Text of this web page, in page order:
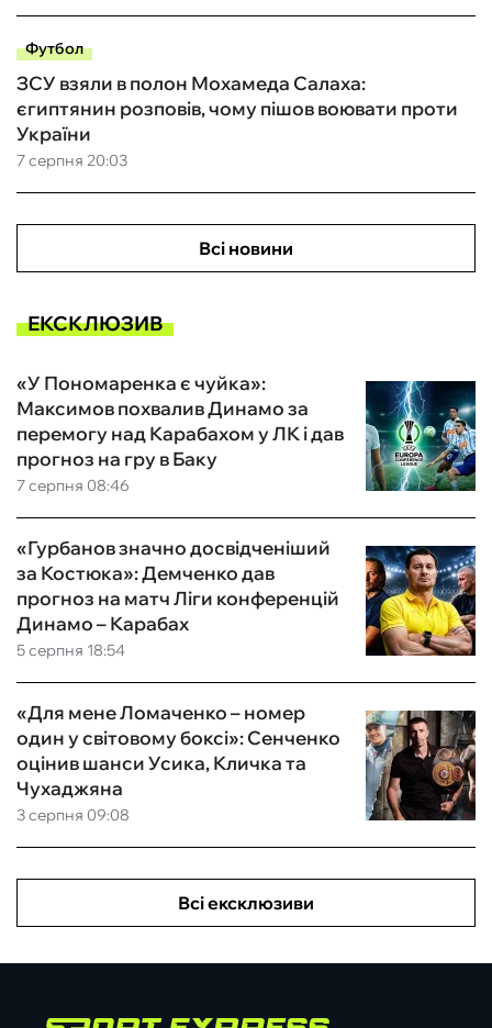
Футбол
7 серпня 20:03
ЗСУ взяли в полон Мохамеда Салаха:
єгиптянин розповів, чому пішов воювати проти
України
Всі новини
ЕКСКЛЮЗИВ
7 серпня 08:46
«У Пономаренка є чуйка»:
Максимов похвалив Динамо за
перемогу над Карабахом у ЛК і дав
прогноз на гру в Баку
5 серпня 18:54
«Гурбанов значно досвідченіший
за Костюка»: Демченко дав
прогноз на матч Ліги конференцій
Динамо – Карабах
3 серпня 09:08
«Для мене Ломаченко – номер
один у світовому боксі»: Сенченко
оцінив шанси Усика, Кличка та
Чухаджяна
Всі ексклюзиви